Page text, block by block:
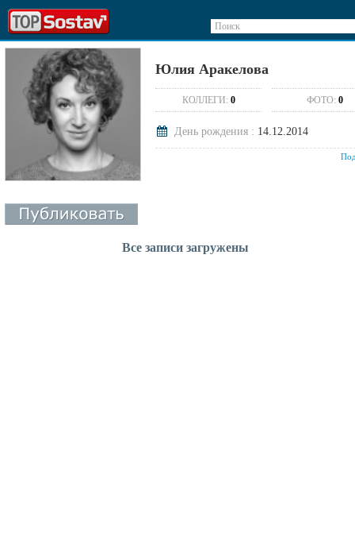
Поиск
Юлия Аракелова
КОЛЛЕГИ: 0 ФОТО: 0
День рождения : 14.12.2014
Все записи загружены